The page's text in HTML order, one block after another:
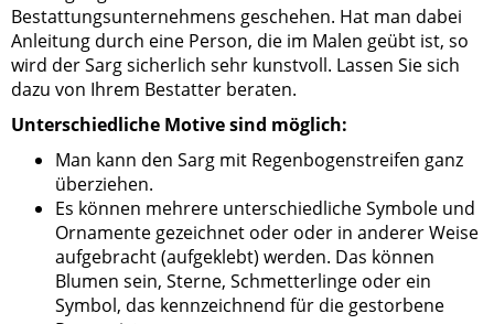
Bestattungsunternehmens geschehen. Hat man dabei
Anleitung durch eine Person, die im Malen geübt ist, so
wird der Sarg sicherlich sehr kunstvoll. Lassen Sie sich
dazu von Ihrem Bestatter beraten.
Unterschiedliche Motive sind möglich:
Man kann den Sarg mit Regenbogenstreifen ganz
überziehen.
Es können mehrere unterschiedliche Symbole und
Ornamente gezeichnet oder oder in anderer Weise
aufgebracht (aufgeklebt) werden. Das können
Blumen sein, Sterne, Schmetterlinge oder ein
Symbol, das kennzeichnend für die gestorbene